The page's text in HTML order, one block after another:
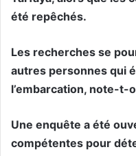
été repêchés.
Les recherches se
autres personnes qui
l’embarcation, note-t-
Une enquête a été
compétentes pour